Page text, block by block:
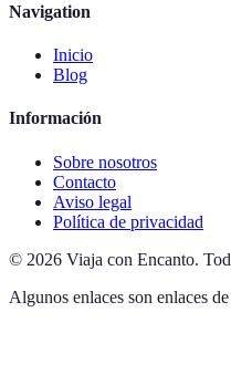
Navigation
Inicio
Blog
Información
Sobre nosotros
Contacto
Aviso legal
Política de privacidad
© 2026 Viaja con Encanto.
Algunos enlaces son enlaces